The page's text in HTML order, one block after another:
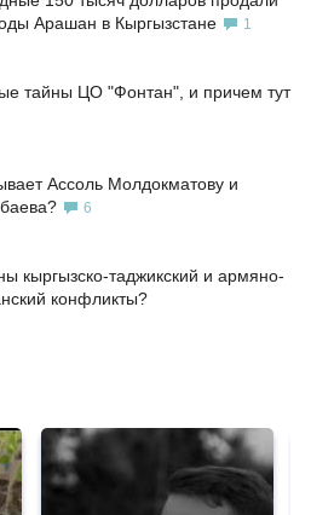
Арашан в Кыргызстане
1
тайны ЦО "Фонтан", и причем тут
Ассоль Молдокматову и
6
кыргызско-таджикский и армяно-
конфликты?